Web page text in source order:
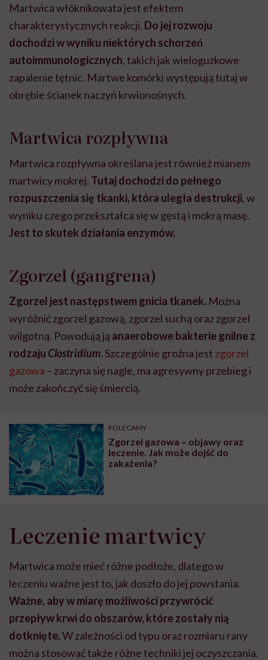
Martwica włóknikowata jest efektem
charakterystycznych reakcji. Do jej rozwoju
dochodzi w wyniku niektórych schorzeń
autoimmunologicznych, takich jak wieloguzkowe
zapalenie tętnic. Martwe komórki występują tutaj w
obrębie ścianek naczyń krwionośnych.
Martwica rozpływna
Martwica rozpływna określana jest również mianem
martwicy mokrej. Tutaj dochodzi do pełnego
rozpuszczenia się tkanki, która uległa destrukcji, w
wyniku czego przekształca się w gęstą i mokrą masę.
Jest to skutek działania enzymów.
Zgorzel (gangrena)
Zgorzel jest następstwem gnicia tkanek. Można
wyróżnić zgorzel gazową, zgorzel suchą oraz zgorzel
wilgotną. Powodują ją anaerobowe bakterie gnilne z
rodzaju Clostridium.Szczególnie groźna jest zgorzel
gazowa – zaczyna się nagle, ma agresywny przebieg i
może zakończyć się śmiercią.
POLECAMY
Zgorzel gazowa – objawy oraz
leczenie. Jak może dojść do
zakażenia?
Leczenie martwicy
Martwica może mieć różne podłoże, dlatego w
leczeniu ważne jest to, jak doszło do jej powstania.
Ważne, aby w miarę możliwości przywrócić
przepływ krwi do obszarów, które zostały nią
dotknięte.W zależności od typu oraz rozmiaru rany
można stosować także różne techniki jej oczyszczania.